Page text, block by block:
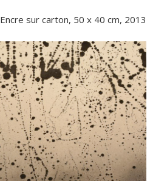
Encre sur carton, 50 x 40 cm, 2013